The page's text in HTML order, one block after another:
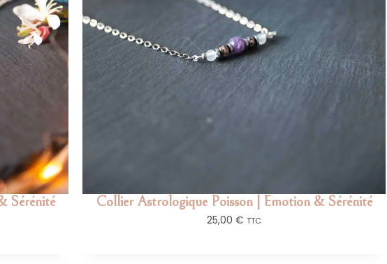
Sérénité Collier Astrologique Poisson | Émotion & Sérénité
25,00 € TTC